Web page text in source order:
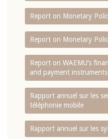
Report on Monetary
Report on Monetary
Report on WAEMU’s
and payment
Rapport annuel sur les
téléphonie mobile
Rapport annuel sur les